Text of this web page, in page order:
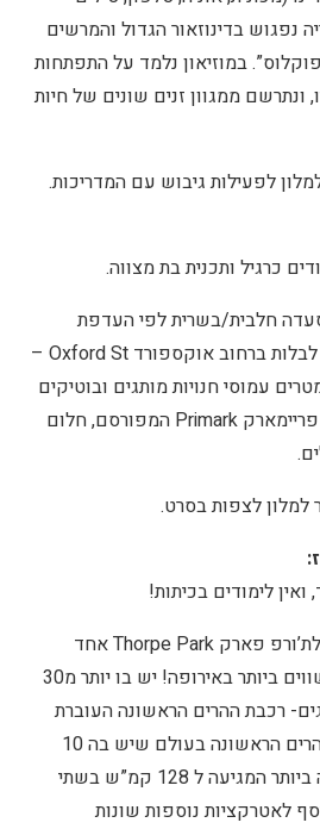
נפגוש בדינוזאור הגדול והמרשים
במוזיאון נלמד על התפתחות
ונתרשם ממגוון זנים שונים של חיות
לפעילות גיבוש עם המדריכות.
כרגיל ותכנית בת מצווה.
חלבית/בשרית לפי העדפת
הקבוצה ולאחר מכן נצא לבלות ברחוב אוקספורד Oxford St –
קילומטרים עמוסי חנויות מותגים ובוטיקים
בעלי שם עולמי וביניהם פריימארק Primark המפורסם, חלום
למלון לצפות בסרט.
לימודים בכיתות!
לאחר ארוחת בוקר ניסע לת’ורפ פארק Thorpe Park אחד
מהפארקים הגדולים והשווים ביותר באירופה! יש בו יותר מ30
רכבת ההרים הראשונה העוברת
בתוך סרט אימה, רכבת ההרים הראשונה בעולם שיש בה 10
לופים, רכבת הרים מהירה ביותר המגיעה ל 128 קמ”ש בשתי
לאטרקציות נוספות שונות